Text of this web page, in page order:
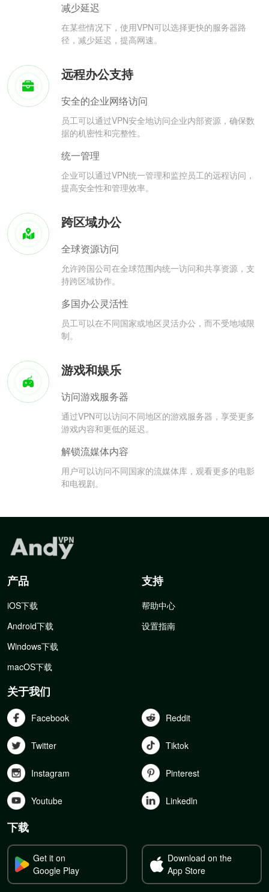
减少延迟
在某些情况下，使用VPN可以选择更快的服务器路
径，减少延迟，提高网速。
远程办公支持
安全的企业网络访问
员工可以通过VPN安全地访问企业内部资源，确保数
据的机密性和完整性。
统一管理
企业可以通过VPN统一管理和监控员工的远程访问，
提高安全性和管理效率。
跨区域办公
全球资源访问
允许跨国公司在全球范围内统一访问和共享资源，支
持跨区域协作。
多国办公灵活性
员工可以在不同国家或地区灵活办公，而不受地域限
制。
游戏和娱乐
访问游戏服务器
通过VPN可以访问不同地区的游戏服务器，享受更多
游戏内容和更低的延迟。
解锁流媒体内容
用户可以访问不同国家的流媒体库，观看更多的电影
和电视剧。
产品
iOS下载
Android下载
Windows下载
macOS下载
支持
帮助中心
设置指南
关于我们
Facebook Reddit
Twitter Tiktok
Instagram Pinterest
Youtube Linkedln
下载
Get it on
Google Play
Download on the
App Store